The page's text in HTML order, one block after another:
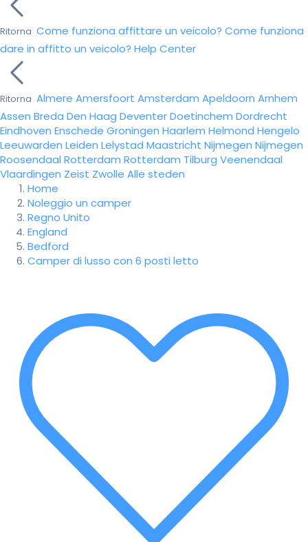
Ritorna Come funziona affittare un veicolo? Come funziona
dare in affitto un veicolo? Help Center
Ritorna Almere Amersfoort Amsterdam Apeldoorn Arnhem
Assen Breda Den Haag DeventerDoetinchem Dordrecht
Eindhoven Enschede Groningen Haarlem Helmond Hengelo
Leeuwarden Leiden Lelystad Maastricht Nijmegen Nijmegen
Roosendaal Rotterdam Rotterdam Tilburg Veenendaal
Vlaardingen Zeist Zwolle Alle steden
Home
Noleggio un camper
Regno Unito
England
Bedford
Camper di lusso con 6 posti letto